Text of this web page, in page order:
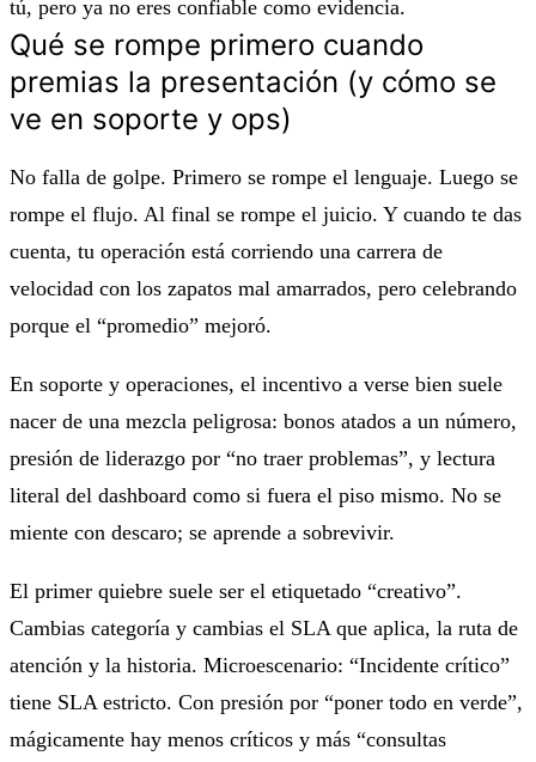
tú, pero ya no eres confiable como evidencia.
Qué se rompe primero cuando
premias la presentación (y cómo se
ve en soporte y ops)
No falla de golpe. Primero se rompe el lenguaje. Luego se
rompe el flujo. Al final se rompe el juicio. Y cuando te das
cuenta, tu operación está corriendo una carrera de
velocidad con los zapatos mal amarrados, pero celebrando
porque el “promedio” mejoró.
En soporte y operaciones, el incentivo a verse bien suele
nacer de una mezcla peligrosa: bonos atados a un número,
presión de liderazgo por “no traer problemas”, y lectura
literal del dashboard como si fuera el piso mismo. No se
miente con descaro; se aprende a sobrevivir.
El primer quiebre suele ser el etiquetado “creativo”.
Cambias categoría y cambias el SLA que aplica, la ruta de
atención y la historia. Microescenario: “Incidente crítico”
tiene SLA estricto. Con presión por “poner todo en verde”,
mágicamente hay menos críticos y más “consultas